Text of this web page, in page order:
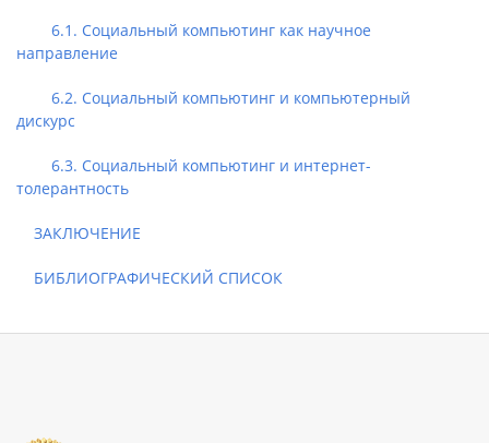
6.1. Социальный компьютинг как научное
направление
6.2. Социальный компьютинг и компьютерный
дискурс
6.3. Социальный компьютинг и интернет-
толерантность
ЗАКЛЮЧЕНИЕ
БИБЛИОГРАФИЧЕСКИЙ СПИСОК